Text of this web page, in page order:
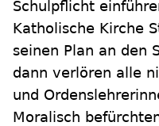
Schulpflicht
Katholische Kirche
seinen Plan an den
dann verlören alle
und
Moralisch